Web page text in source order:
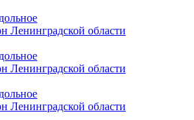
Ленинградской области
Ленинградской области
Ленинградской области